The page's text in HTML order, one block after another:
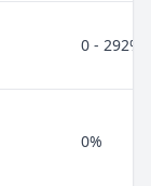
0 - 292%
0%